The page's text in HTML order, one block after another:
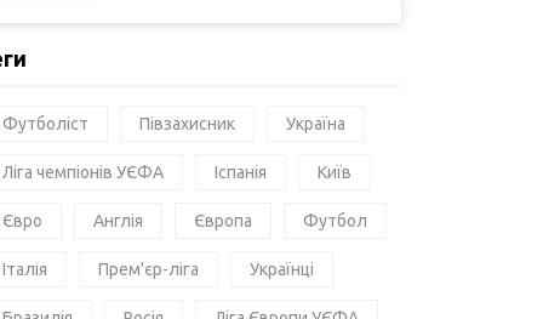
Футболіст Півзахисник Україна
Ліга чемпіонів УЄФА Іспанія Київ
Євро Англія Європа Футбол
Італія Прем'єр-ліга Українці